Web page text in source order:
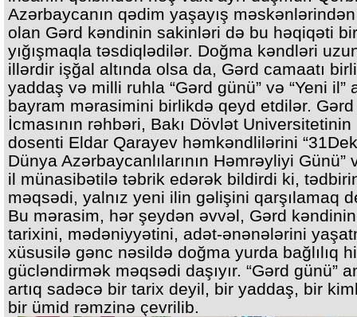
Azərbaycanın qədim yaşayış
olan Gərd kəndinin sakinləri də bu həqiqəti
yığışmaqla təsdiqlədilər. Doğma kəndləri
illərdir işğal altında olsa da, Gərd camaatı
yaddaş və milli ruhla “Gərd günü” və “Yeni il”
bayram mərasimini birlikdə qeyd etdilər.
İcmasının rəhbəri, Bakı Dövlət Universitetinin
dosenti Eldar Qarayev həmkəndlilərini
Dünya Azərbaycanlılarının Həmrəyliyi Günü”
il münasibətilə təbrik edərək bildirdi ki,
məqsədi, yalnız yeni ilin gəlişini qarşılamaq
Bu mərasim, hər şeydən əvvəl, Gərd kəndinin
tarixini, mədəniyyətini, adət-ənənələrini
xüsusilə gənc nəsildə doğma yurda bağlılıq
gücləndirmək məqsədi daşıyır. “Gərd günü”
artıq sadəcə bir tarix deyil, bir yaddaş, bir
bir ümid rəmzinə çevrilib.